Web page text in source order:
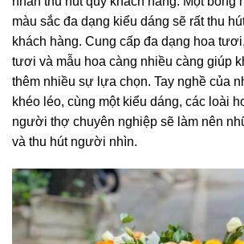
màu sắc đa dạng kiểu dáng sẽ rất thu
khách hàng. Cung cấp đa dạng hoa
tươi và mẫu hoa càng nhiều càng giúp
thêm nhiều sự lựa chọn. Tay nghề của
khéo léo, cùng một kiểu dáng, các loài
người thợ chuyên nghiệp sẽ làm nên
và thu hút người nhìn.